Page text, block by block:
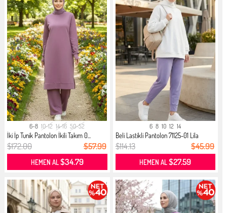
6-8 10-12 14-16 50-52
İki İp Tunik Pantolon İkili Takım 0...
$172.00 $57.99
HEMEN AL$34.79
6 8 10 12 14
Beli Lastikli Pantolon 71125-01 Lila
$114.13 $45.99
HEMEN AL$27.59